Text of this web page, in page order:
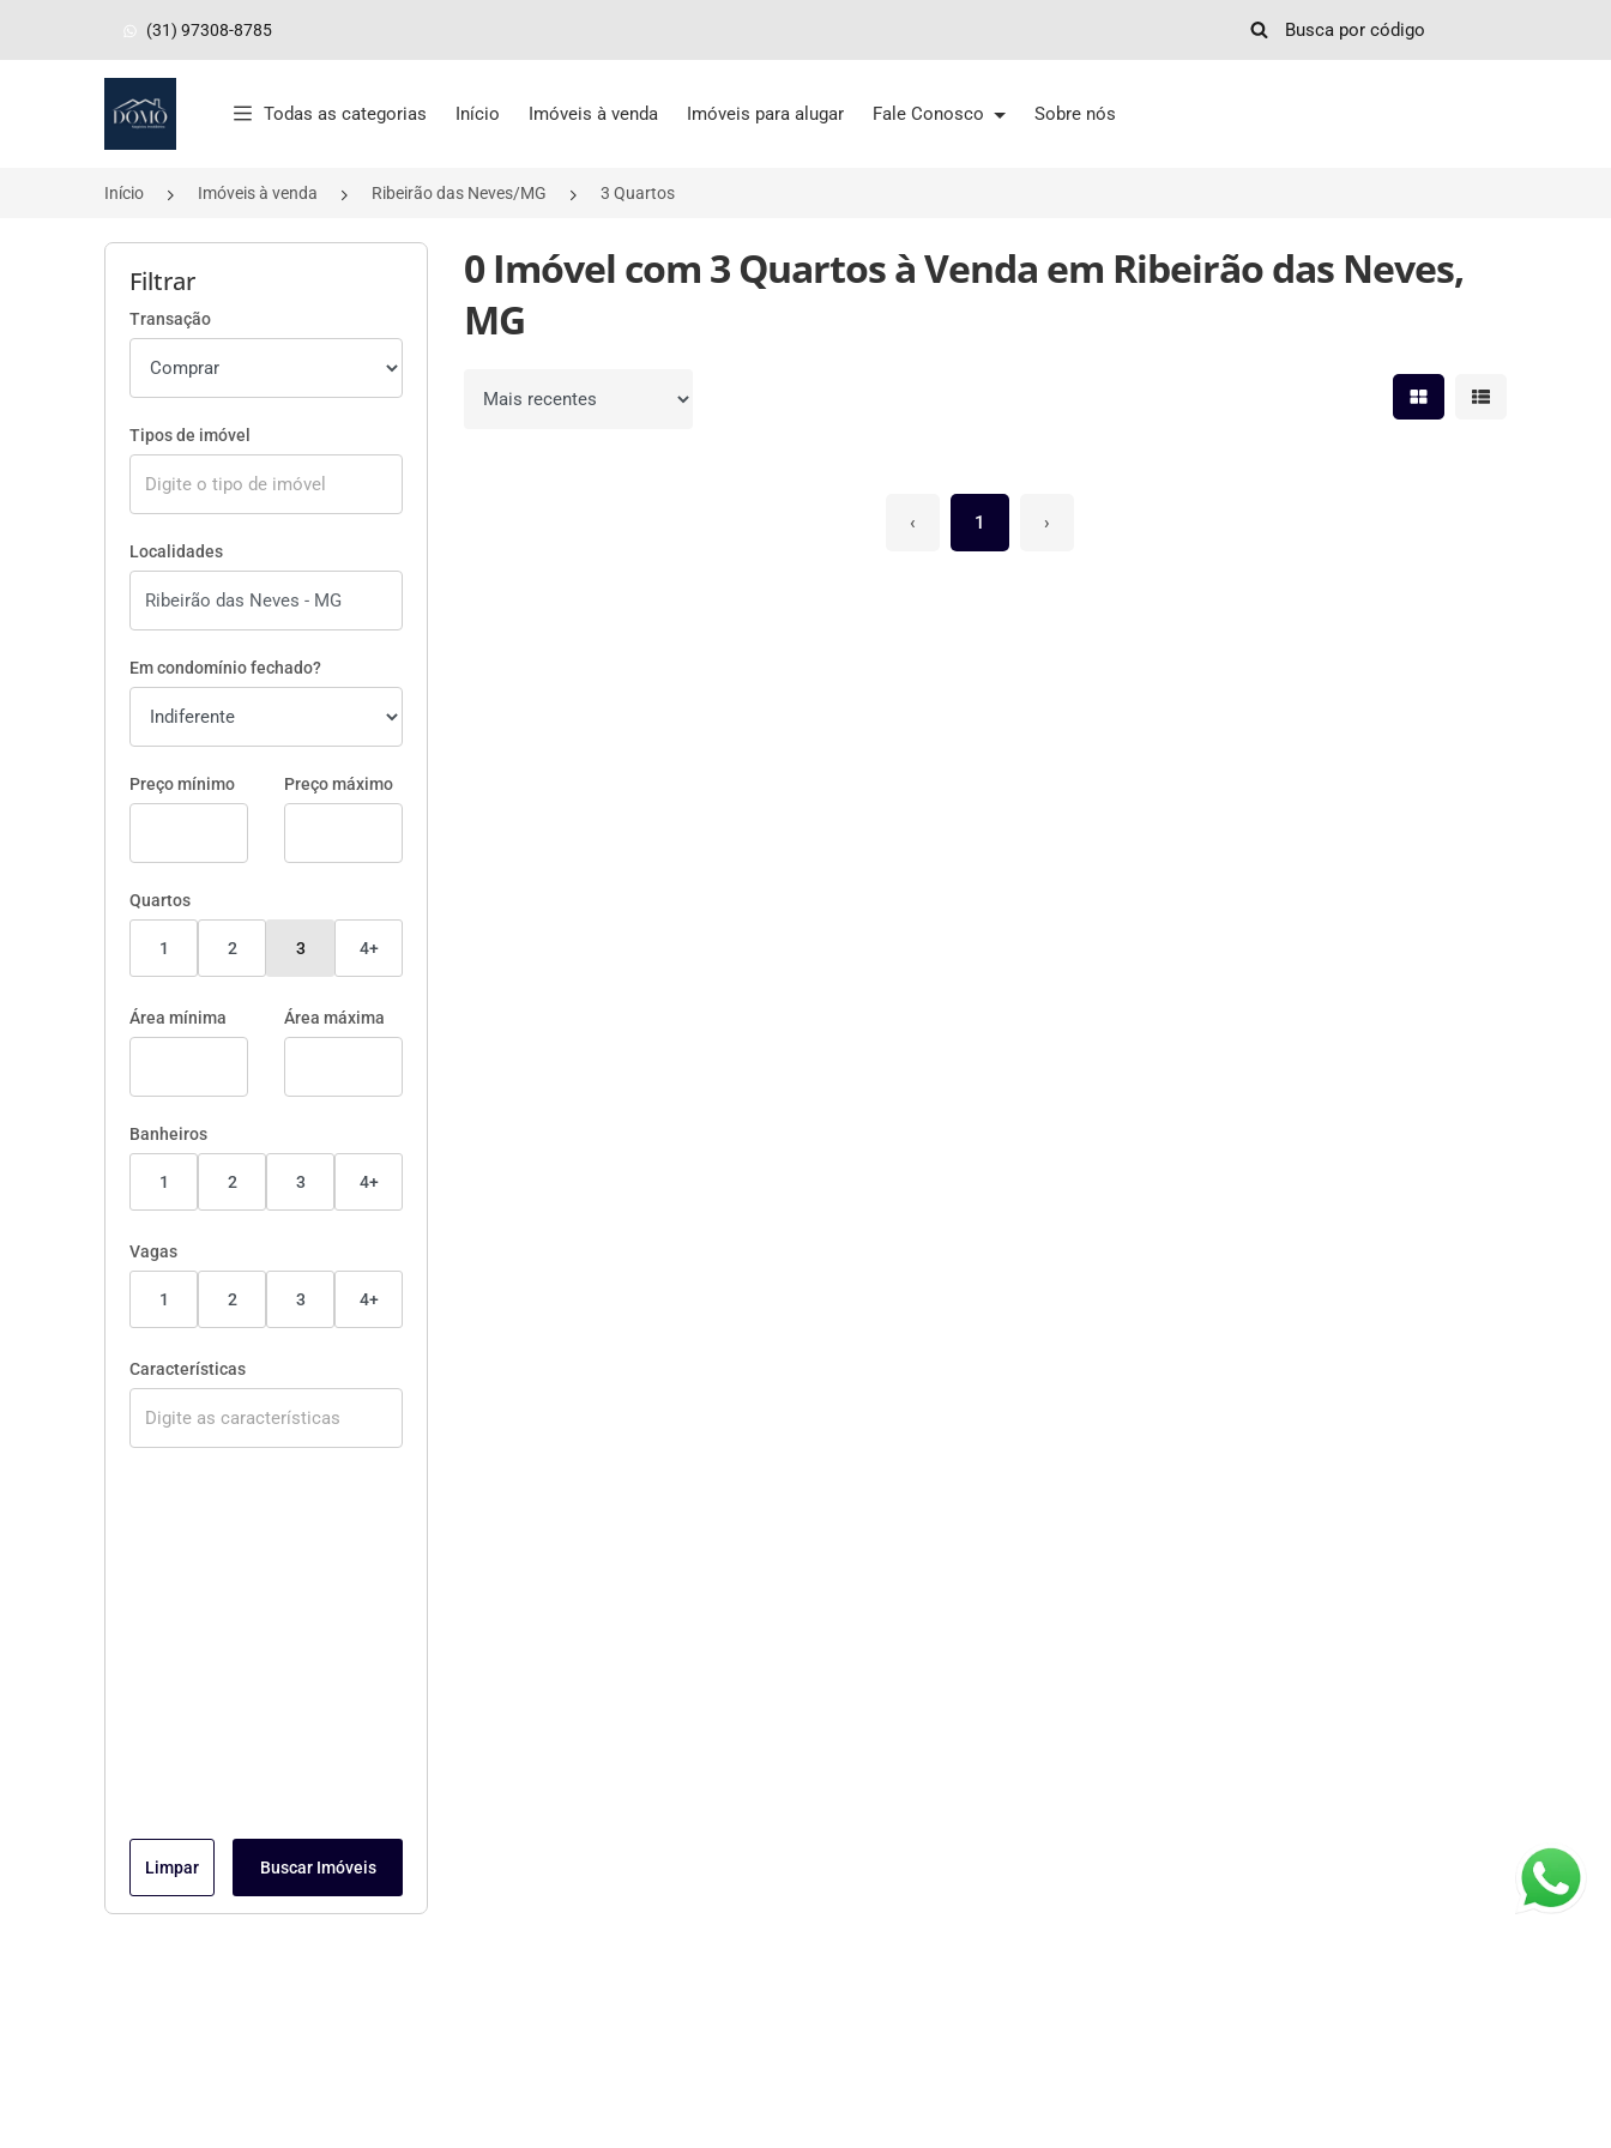
(31) 97308-8785
Página inicial
Todas as categorias Início Imóveis à venda Imóveis para alugar Fale Conosco Sobre nós
Início Imóveis à venda Ribeirão das Neves/MG 3 Quartos
Filtrar
Transação
Tipos de imóvel
Localidades
Em condomínio fechado?
Preço mínimo Preço máximo
Quartos
1 2 3 4+
Área mínima Área máxima
Banheiros
1 2 3 4+
Vagas
1 2 3 4+
Características
Limpar Buscar Imóveis
0 Imóvel com 3 Quartos à Venda em Ribeirão das Neves,
MG
Ordenar por Mostrar resultados em
Mostrar
‹ 1 ›